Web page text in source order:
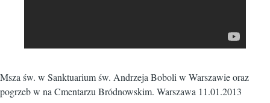
Msza św. w Sanktuarium św. Andrzeja Boboli w Warszawie oraz
pogrzeb w na Cmentarzu Bródnowskim. Warszawa 11.01.2013